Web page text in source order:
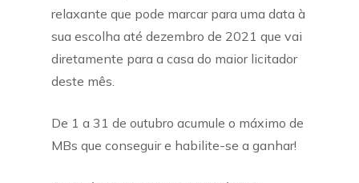
relaxante que pode marcar para uma data à
sua escolha até dezembro de 2021 que vai
diretamente para a casa do maior licitador
deste mês.
De 1 a 31 de outubro acumule o máximo de
MBs que conseguir e habilite-se a ganhar!